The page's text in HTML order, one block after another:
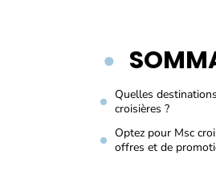
Quelles
croisières ?
Optez pour Msc
offres et de